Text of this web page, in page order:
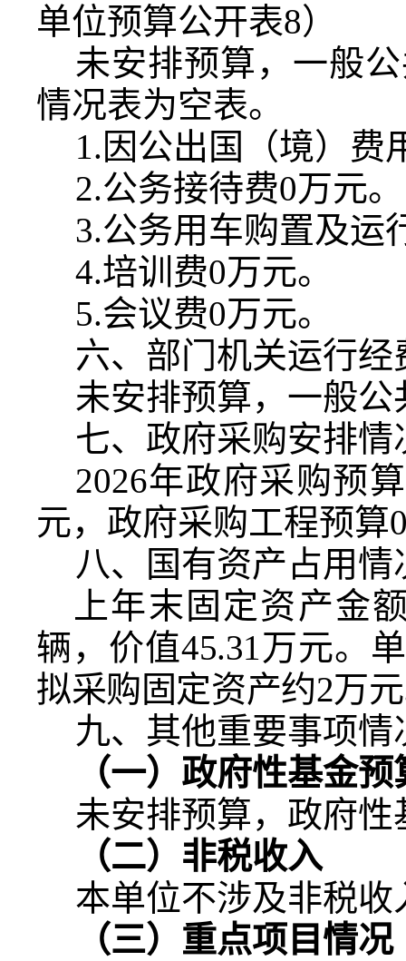
单位预算公开表8）
未安排预算，一般
情况表为空表。
1.因公出国（境）费
2.公务接待费0万元。
3.公务用车购置及运
4.培训费0万元。
5.会议费0万元。
六、部门机关运行
未安排预算，一般
七、政府采购安排情
2026年政府采购预算
元，政府采购工程预算
八、国有资产占用情
上年末固定资产金
辆，价值45.31万元。
拟采购固定资产约2万
九、其他重要事项情
（一）政府性基金
未安排预算，政府
（二）非税收入
本单位不涉及非税收
（三）重点项目情况